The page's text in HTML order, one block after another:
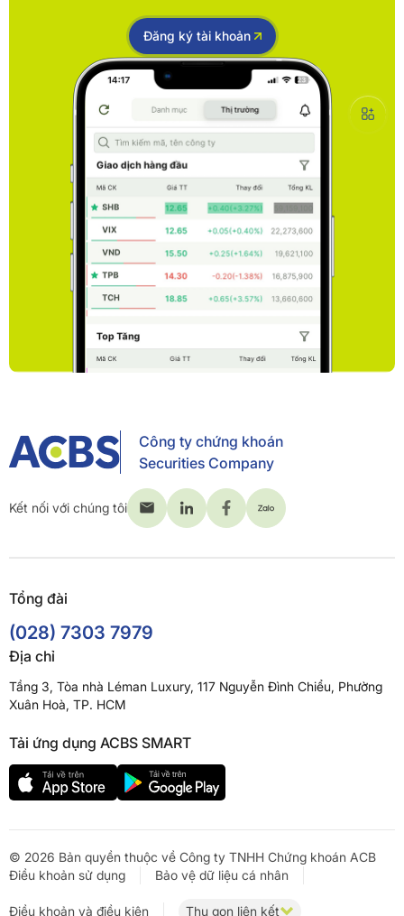
Đăng ký tài khoản
Công ty chứng khoán
Securities Company
Kết nối với chúng tôi
Tổng đài
(028) 7303 7979
Địa chỉ
Tầng 3, Tòa nhà Léman Luxury, 117 Nguyễn Đình Chiểu, Phường
Xuân Hoà, TP. HCM
Tải ứng dụng ACBS SMART
© 2026 Bản quyền thuộc về Công ty TNHH Chứng khoán ACB
Điều khoản sử dụng
Bảo vệ dữ liệu cá nhân
Điều khoản và điều kiện Thu gọn liên kết